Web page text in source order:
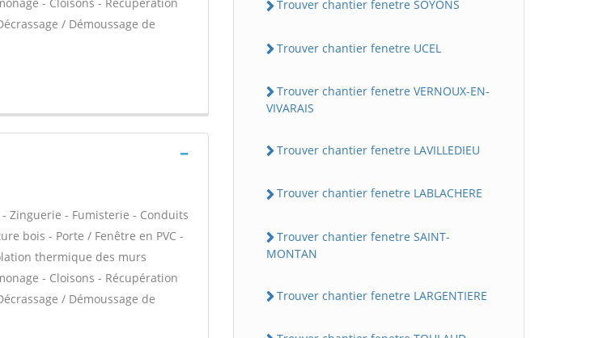
/ Démoussage de
Zinguerie - Fumisterie - Conduits
bois - Porte / Fenêtre en PVC -
thermique des murs
- Cloisons - Récupération
/ Démoussage de
Trouver chantier fenetre SOYONS
Trouver chantier fenetre UCEL
Trouver chantier fenetre VERNOUX-EN-
VIVARAIS
Trouver chantier fenetre LAVILLEDIEU
Trouver chantier fenetre LABLACHERE
Trouver chantier fenetre SAINT-
MONTAN
Trouver chantier fenetre LARGENTIERE